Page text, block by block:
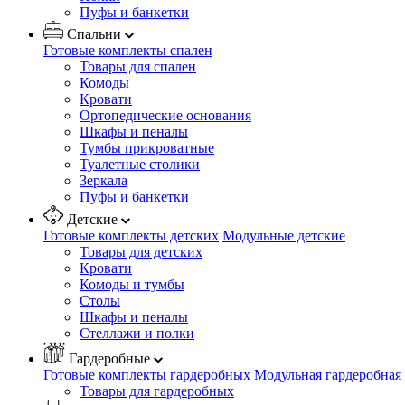
Пуфы и банкетки
Спальни
Готовые комплекты спален
Товары для спален
Комоды
Кровати
Ортопедические основания
Шкафы и пеналы
Тумбы прикроватные
Туалетные столики
Зеркала
Пуфы и банкетки
Детские
Готовые комплекты детских Модульные детские
Товары для детских
Кровати
Комоды и тумбы
Столы
Шкафы и пеналы
Стеллажи и полки
Гардеробные
Готовые комплекты гардеробных Модульная
Товары для гардеробных